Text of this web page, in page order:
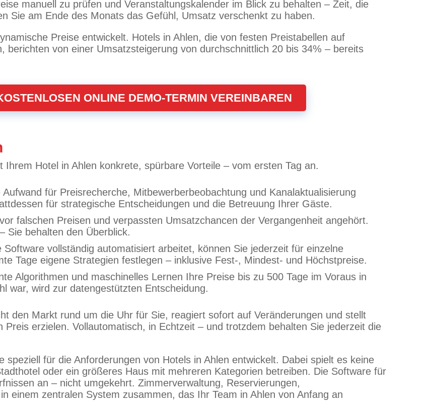
manuell zu prüfen und Veranstaltungskalender im Blick zu behalten – Zeit, die
Sie am Ende des Monats das Gefühl, Umsatz verschenkt zu haben.
Preise entwickelt. Hotels in Ahlen, die von festen Preistabellen auf
berichten von einer Umsatzsteigerung von durchschnittlich 20 bis 34% – bereits
ONLINE DEMO-TERMIN VEREINBAREN
Hotel in Ahlen konkrete, spürbare Vorteile – vom ersten Tag an.
für Preisrecherche, Mitbewerberbeobachtung und Kanalaktualisierung
für strategische Entscheidungen und die Betreuung Ihrer Gäste.
falschen Preisen und verpassten Umsatzchancen der Vergangenheit angehört.
Sie behalten den Überblick.
vollständig automatisiert arbeitet, können Sie jederzeit für einzelne
Tage eigene Strategien festlegen – inklusive Fest-, Mindest- und Höchstpreise.
Algorithmen und maschinelles Lernen Ihre Preise bis zu 500 Tage im Voraus in
war, wird zur datengestützten Entscheidung.
den Markt rund um die Uhr für Sie, reagiert sofort auf Veränderungen und stellt
erzielen. Vollautomatisch, in Echtzeit – und trotzdem behalten Sie jederzeit die
für die Anforderungen von Hotels in Ahlen entwickelt. Dabei spielt es keine
oder ein größeres Haus mit mehreren Kategorien betreiben. Die Software für
an – nicht umgekehrt. Zimmerverwaltung, Reservierungen,
einem zentralen System zusammen, das Ihr Team in Ahlen von Anfang an